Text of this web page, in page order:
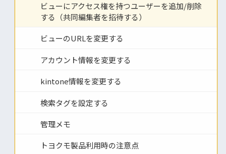
ビューにアクセス権を持つユーザーを追加/削除
する（共同編集者を招待する）
ビューのURLを変更する
アカウント情報を変更する
kintone情報を変更する
検索タグを設定する
管理メモ
トヨクモ製品利用時の注意点